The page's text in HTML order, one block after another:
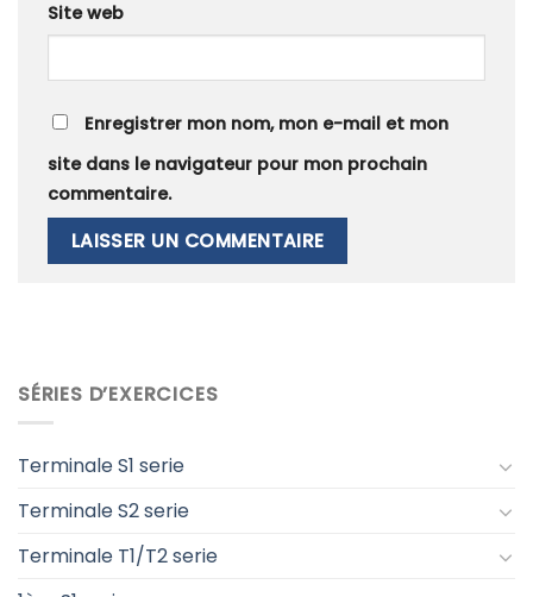
SÉRIES D’EXERCICES
Terminale S1 serie
Terminale S2 serie
Terminale T1/T2 serie
Site web
Enregistrer mon nom, mon e-mail et mon
site dans le navigateur pour mon prochain
commentaire.